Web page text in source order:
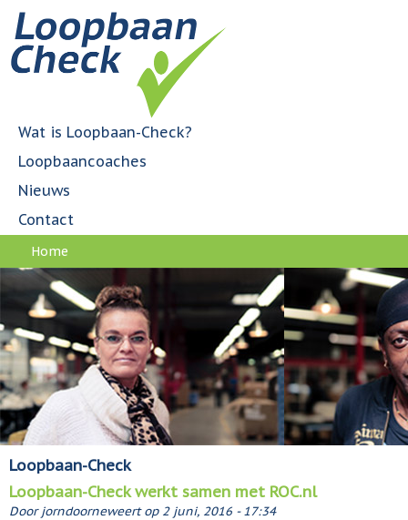
Jump to navigation
H
o
o
m
n
u
Wat is Loopbaan-Check?
Loopbaancoaches
Nieuws
Contact
U
bent
hier
Home
Loopbaan-Check
Loopbaan-Check werkt samen met ROC.nl
Doorjorndoorneweertop 2 juni, 2016 - 17:34